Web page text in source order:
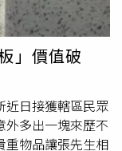
一個惡法！是誰在
上說因為少事法
敢負責！我不說
法為什麼一直把
很多媒體報導加
人做的，然後我要
定是網路新申請帳
生那張美麗的風景
」價值破
近日接獲轄區民眾
外多出一塊來歷不
重物品讓張先生相